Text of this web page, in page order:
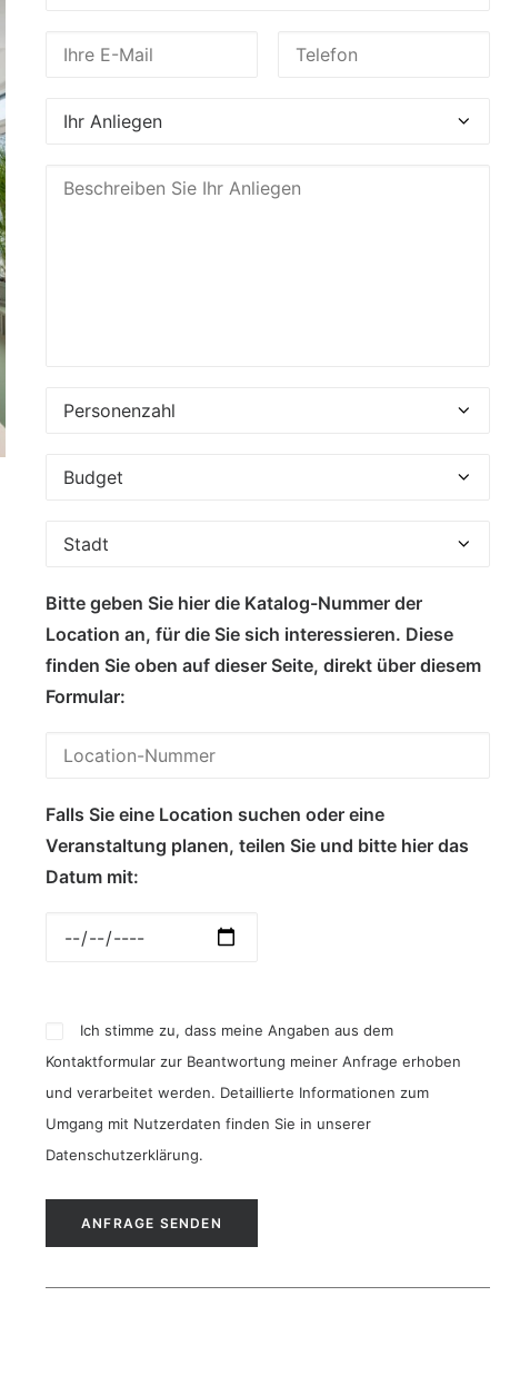
Bitte geben Sie hier die Katalog-Nummer der
Location an, für die Sie sich interessieren. Diese
finden Sie oben auf dieser Seite, direkt über diesem
Formular:
Falls Sie eine Location suchen oder eine
Veranstaltung planen, teilen Sie und bitte hier das
Datum mit:
Ich stimme zu, dass meine Angaben aus dem
Kontaktformular zur Beantwortung meiner Anfrage erhoben
und verarbeitet werden. Detaillierte Informationen zum
Umgang mit Nutzerdaten finden Sie in unserer
Datenschutzerklärung.